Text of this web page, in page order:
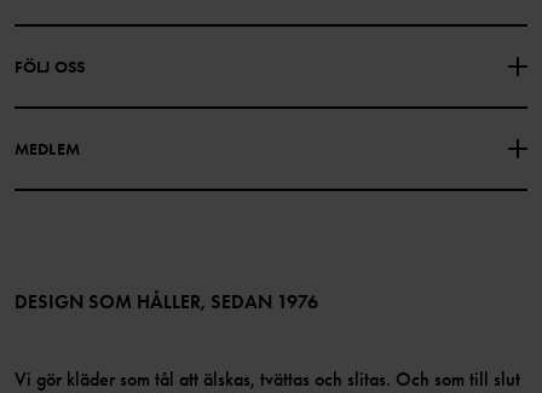
PRESENTKORTSALDO KÖPVILLKOR
INTEGRITETSPOLICY
FÖLJ OSS
MEDLEM
Bli medlem
DESIGN SOM HÅLLER, SEDAN 1976
Vi gör kläder som tål att älskas, tvättas och slitas. Och som till slut